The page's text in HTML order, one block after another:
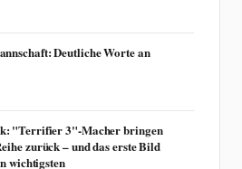
Deutliche Worte an
"Terrifier 3"-Macher bringen
zurück – und das erste Bild
wichtigsten